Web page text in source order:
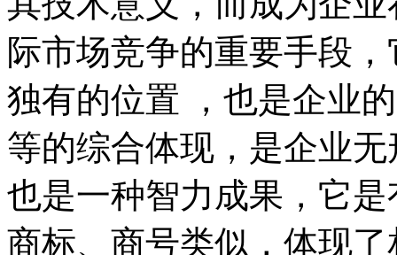
际市场竞争的重要手段
独有的位置 ，也是企业
等的综合体现，是企业
也是一种智力成果，它
商标、商号类似，体现